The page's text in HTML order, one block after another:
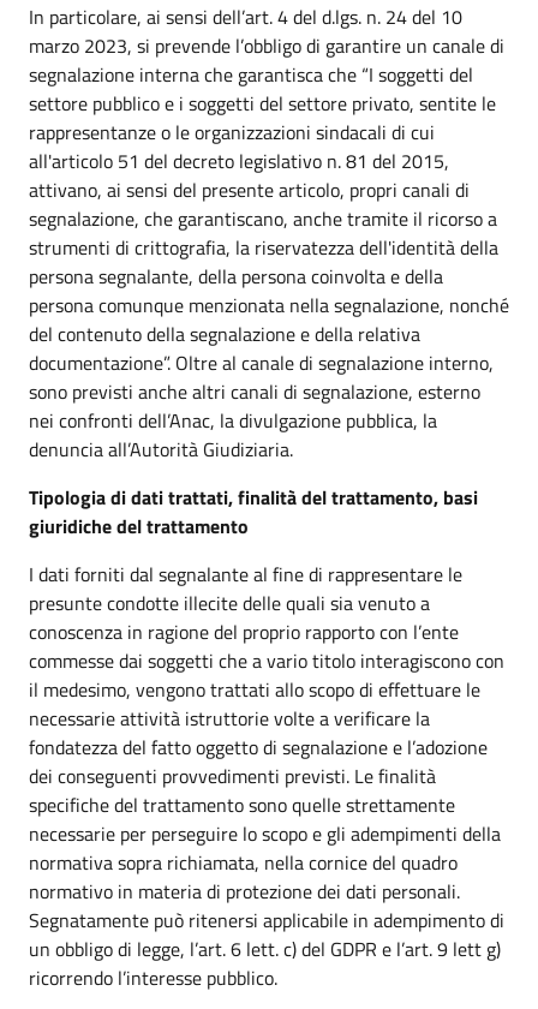
In particolare, ai sensi dell’art. 4 del d.lgs. n. 24 del 10
marzo 2023, si prevende l’obbligo di garantire un canale di
segnalazione interna che garantisca che “I soggetti del
settore pubblico e i soggetti del settore privato, sentite le
rappresentanze o le organizzazioni sindacali di cui
all'articolo 51 del decreto legislativo n. 81 del 2015,
attivano, ai sensi del presente articolo, propri canali di
segnalazione, che garantiscano, anche tramite il ricorso a
strumenti di crittografia, la riservatezza dell'identità della
persona segnalante, della persona coinvolta e della
persona comunque menzionata nella segnalazione, nonché
del contenuto della segnalazione e della relativa
documentazione”. Oltre al canale di segnalazione interno,
sono previsti anche altri canali di segnalazione, esterno
nei confronti dell’Anac, la divulgazione pubblica, la
denuncia all’Autorità Giudiziaria.
Tipologia di dati trattati, finalità del trattamento, basi
giuridiche del trattamento
I dati forniti dal segnalante al fine di rappresentare le
presunte condotte illecite delle quali sia venuto a
conoscenza in ragione del proprio rapporto con l’ente
commesse dai soggetti che a vario titolo interagiscono con
il medesimo, vengono trattati allo scopo di effettuare le
necessarie attività istruttorie volte a verificare la
fondatezza del fatto oggetto di segnalazione e l’adozione
dei conseguenti provvedimenti previsti. Le finalità
specifiche del trattamento sono quelle strettamente
necessarie per perseguire lo scopo e gli adempimenti della
normativa sopra richiamata, nella cornice del quadro
normativo in materia di protezione dei dati personali.
Segnatamente può ritenersi applicabile in adempimento di
un obbligo di legge, l’art. 6 lett. c) del GDPR e l’art. 9 lett g)
ricorrendo l’interesse pubblico.